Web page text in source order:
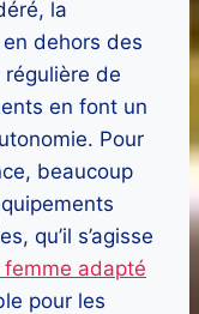
la
dehors des
de
en font un
Pour
beaucoup
qu’il s’agisse
adapté
pour les